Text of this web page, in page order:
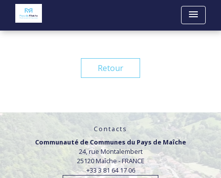
menu
Retour
Contacts
Communauté de Communes du Pays de Maîche
24, rue Montalembert
25120 Maîche - FRANCE
+33 3 81 64 17 06